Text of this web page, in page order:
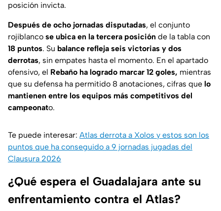
posición invicta.
Después de ocho jornadas disputadas, el conjunto
rojiblanco se ubica en la tercera posición de la tabla con
18 puntos. Su balance refleja seis victorias y dos
derrotas, sin empates hasta el momento. En el apartado
ofensivo, el Rebaño ha logrado marcar 12 goles, mientras
que su defensa ha permitido 8 anotaciones, cifras que lo
mantienen entre los equipos más competitivos del
campeonato.
Te puede interesar: Atlas derrota a Xolos y estos son los
puntos que ha conseguido a 9 jornadas jugadas del
Clausura 2026
¿Qué espera el Guadalajara ante su
enfrentamiento contra el Atlas?